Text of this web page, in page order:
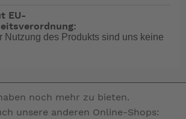
EU-
Nutzung des Produkts sind uns keine
noch mehr zu bieten.
unsere anderen Online-Shops: